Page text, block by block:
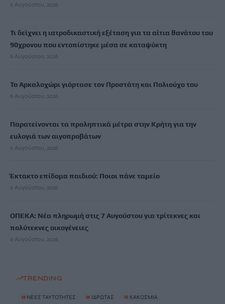
6 Αυγούστου, 2026
Τι δείχνει η ιατροδικαστική εξέταση για τα αίτια θανάτου του
90χρονου που εντοπίστηκε μέσα σε καταψύκτη
6 Αυγούστου, 2026
Το Αρκαλοχώρι γιόρτασε τον Προστάτη και Πολιούχο του
6 Αυγούστου, 2026
Παρατείνονται τα προληπτικά μέτρα στην Κρήτη για την
ευλογιά των αιγοπροβάτων
6 Αυγούστου, 2026
Έκτακτο επίδομα παιδιού: Ποιοι πάνε ταμείο
6 Αυγούστου, 2026
ΟΠΕΚΑ: Νέα πληρωμή στις 7 Αυγούστου για τρίτεκνες και
πολύτεκνες οικογένειες
6 Αυγούστου, 2026
TRENDING
# ΝΕΕΣ ΤΑΥΤΟΤΗΤΕΣ # ΙΔΡΩΤΑΣ # ΚΑΚΟΣΜΙΑ